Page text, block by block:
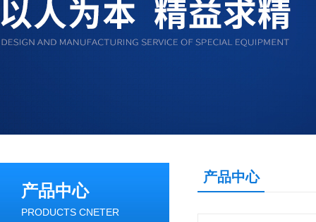
产品中心
PRODUCTS CNETER
产品中心